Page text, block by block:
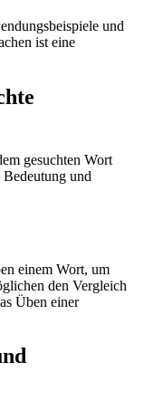
und
ist eine
gesuchten Wort
und
einem Wort, um
den Vergleich
Üben einer